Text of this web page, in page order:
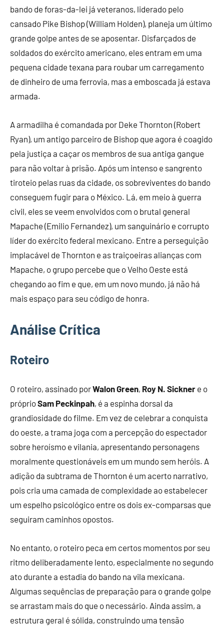
bando de foras-da-lei já veteranos, liderado pelo
cansado Pike Bishop (William Holden), planeja um último
grande golpe antes de se aposentar. Disfarçados de
soldados do exército americano, eles entram em uma
pequena cidade texana para roubar um carregamento
de dinheiro de uma ferrovia, mas a emboscada já estava
armada.
A armadilha é comandada por Deke Thornton (Robert
Ryan), um antigo parceiro de Bishop que agora é coagido
pela justiça a caçar os membros de sua antiga gangue
para não voltar à prisão. Após um intenso e sangrento
tiroteio pelas ruas da cidade, os sobreviventes do bando
conseguem fugir para o México. Lá, em meio à guerra
civil, eles se veem envolvidos com o brutal general
Mapache (Emilio Fernandez), um sanguinário e corrupto
líder do exército federal mexicano. Entre a perseguição
implacável de Thornton e as traiçoeiras alianças com
Mapache, o grupo percebe que o Velho Oeste está
chegando ao fim e que, em um novo mundo, já não há
mais espaço para seu código de honra.
Análise Crítica
Roteiro
O roteiro, assinado porWalon Green, Roy N. Sickner e o
próprioSam Peckinpah, é a espinha dorsal da
grandiosidade do filme. Em vez de celebrar a conquista
do oeste, a trama joga com a percepção do espectador
sobre heroísmo e vilania, apresentando personagens
moralmente questionáveis em um mundo sem heróis. A
adição da subtrama de Thornton é um acerto narrativo,
pois cria uma camada de complexidade ao estabelecer
um espelho psicológico entre os dois ex-comparsas que
seguiram caminhos opostos.
No entanto, o roteiro peca em certos momentos por seu
ritmo deliberadamente lento, especialmente no segundo
ato durante a estadia do bando na vila mexicana.
Algumas sequências de preparação para o grande golpe
se arrastam mais do que o necessário. Ainda assim, a
estrutura geral é sólida, construindo uma tensão